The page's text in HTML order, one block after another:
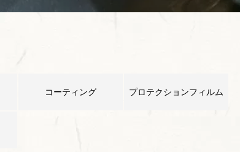
コーティング プロテクションフィルム